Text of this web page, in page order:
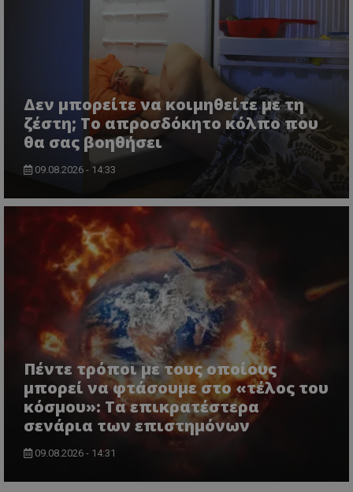
Δεν μπορείτε να κοιμηθείτε με τη
ζέστη; Το απροσδόκητο κόλπο που
θα σας βοηθήσει
09.08.2026 - 14:33
Πέντε τρόποι με τους οποίους
μπορεί να φτάσουμε στο «τέλος του
κόσμου»: Τα επικρατέστερα
σενάρια των επιστημόνων
09.08.2026 - 14:31